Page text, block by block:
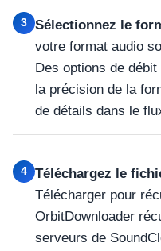
3 Sélectionnez le
votre format audio
Des options de
la précision de la
de détails dans le
4 Téléchargez le
Télécharger pour
OrbitDownloader
serveurs de